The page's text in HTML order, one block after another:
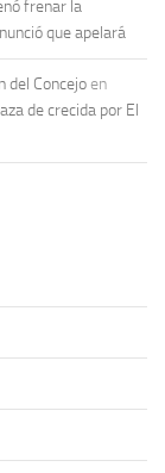
frenar la
que apelará
del Concejo en
de crecida por El